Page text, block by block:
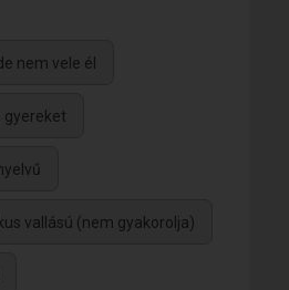
nem vele él
gyereket
vallású (nem gyakorolja)